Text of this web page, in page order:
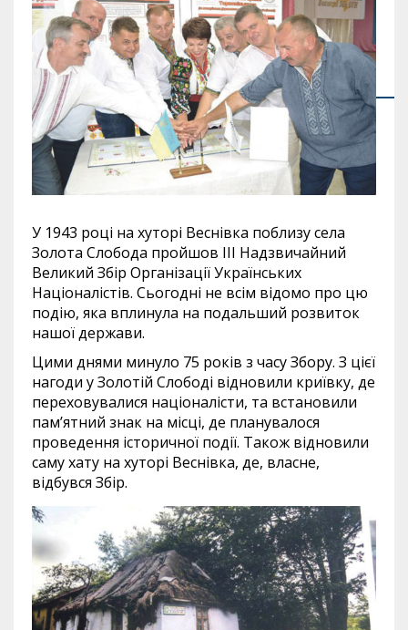
У 1943 році на хуторі Веснівка поблизу села
Золота Слобода пройшов ІІІ Надзвичайний
Великий Збір Організації Українських
Націоналістів. Сьогодні не всім відомо про цю
подію, яка вплинула на подальший розвиток
нашої держави.
Цими днями минуло 75 років з часу Збору. З цієї
нагоди у Золотій Слободі відновили криївку, де
переховувалися націоналісти, та встановили
пам’ятний знак на місці, де планувалося
проведення історичної події. Також відновили
саму хату на хуторі Веснівка, де, власне,
відбувся Збір.